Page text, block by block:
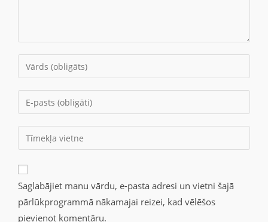
Saglabājiet manu vārdu, e-pasta adresi un vietni šajā
pārlūkprogrammā nākamajai reizei, kad vēlēšos
pievienot komentāru.